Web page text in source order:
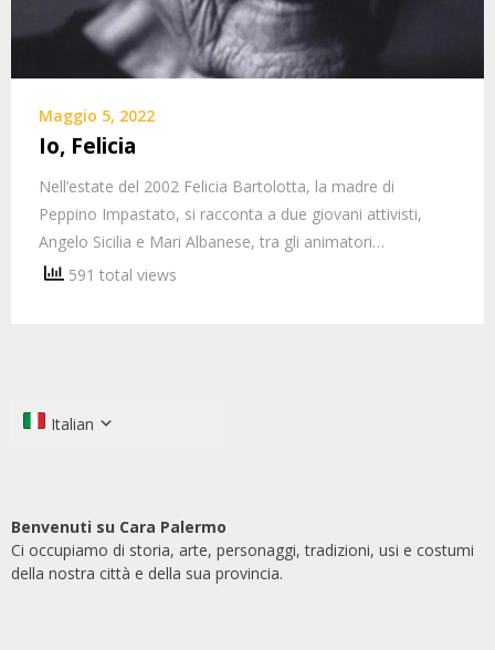
Maggio 5, 2022
Io, Felicia
Nell’estate del 2002 Felicia Bartolotta, la madre di
Peppino Impastato, si racconta a due giovani attivisti,
Angelo Sicilia e Mari Albanese, tra gli animatori…
591 total views
Italian
Benvenuti su Cara Palermo
Ci occupiamo di storia, arte, personaggi, tradizioni, usi e costumi
della nostra città e della sua provincia.